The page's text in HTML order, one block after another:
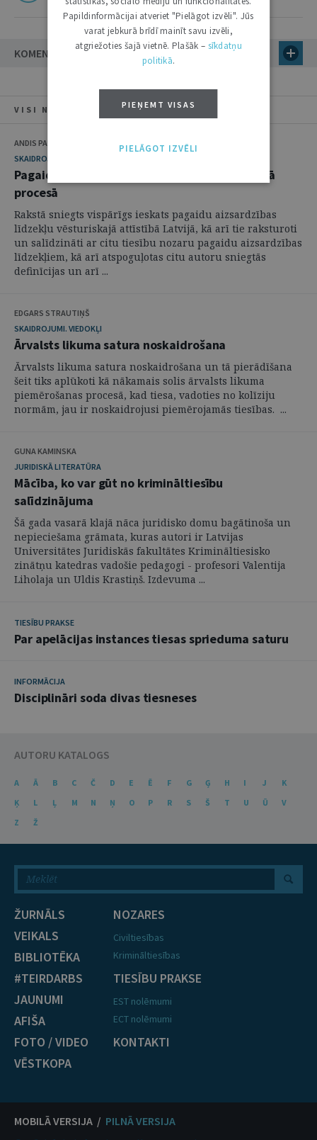
KOMENTĀRI
VISI NUMURA RAKSTI
ANDIS PAUNIŅŠ
SKAIDROJUMI. VIEDOKĻI
Pagaidu aizsardzības līdzekļi administratīvajā
procesā
Rakstā sniegts vispārīgs ieskats pagaidu aizsardzības
līdzekļu vēsturiskajā attīstībā Latvijā, kā arī tie raksturoti
un salīdzināti ar citu tiesību nozaru pagaidu aizsardzības
līdzekļiem, kā arī atspoguļotas citu autoru sniegtās
definīcijas un arī ...
EDGARS STRAUTIŅŠ
SKAIDROJUMI. VIEDOKĻI
Ārvalsts likuma satura noskaidrošana
Ārvalsts likuma satura noskaidrošana un tā pierādīšana
šeit tiks aplūkoti kā nākamais solis ārvalsts likuma
piemērošanas procesā, kad tiesa, vadoties no kolīziju
normām, jau ir noskaidrojusi piemērojamās tiesības. ...
GUNA KAMINSKA
JURIDISKĀ LITERATŪRA
Mācība, ko var gūt no krimināltiesību
salīdzinājuma
Šā gada vasarā klajā nāca juridisko domu bagātinoša un
nepieciešama grāmata, kuras autori ir Latvijas
Universitātes Juridiskās fakultātes Krimināltiesisko
zinātņu katedras vadošie pedagogi - profesori Valentija
Liholaja un Uldis Krastiņš. Izdevuma ...
TIESĪBU PRAKSE
Par apelācijas instances tiesas sprieduma saturu
INFORMĀCIJA
Disciplināri soda divas tiesneses
AUTORU KATALOGS
A Ā B C Č D E Ē F G Ģ H I J
K
Ķ
L Ļ M N Ņ O P R S Š T U Ū
V
Z
Ž
ŽURNĀLS
VEIKALS
BIBLIOTĒKA
#TEIRDARBS
JAUNUMI
AFIŠA
FOTO / VIDEO
VĒSTKOPA
NOZARES
Civiltiesības
Krimināltiesības
TIESĪBU PRAKSE
EST nolēmumi
ECT nolēmumi
KONTAKTI
MOBILĀ VERSIJA / PILNĀ VERSIJA
Papildinformācijai atveriet "Pielāgot izvēli". Jūs
varat jebkurā brīdī mainīt savu izvēli,
atgriežoties šajā vietnē. Plašāk – sīkdatņu
politikā.
PIEŅEMT VISAS
PIELĀGOT IZVĒLI